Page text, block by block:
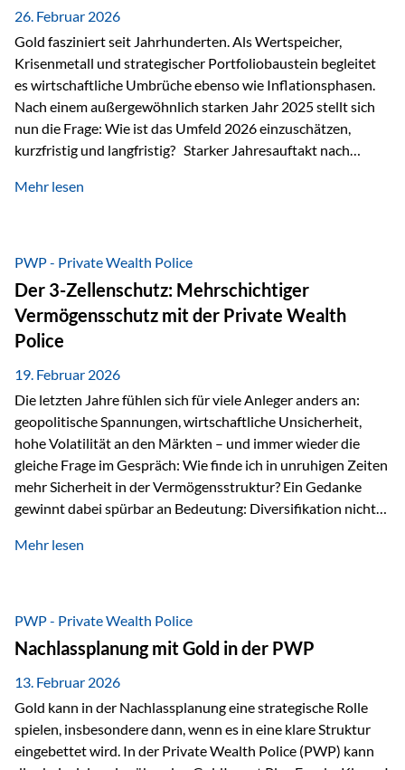
26. Februar 2026
Gold fasziniert seit Jahrhunderten. Als Wertspeicher,
Krisenmetall und strategischer Portfoliobaustein begleitet
es wirtschaftliche Umbrüche ebenso wie Inflationsphasen.
Nach einem außergewöhnlich starken Jahr 2025 stellt sich
nun die Frage: Wie ist das Umfeld 2026 einzuschätzen,
kurzfristig und langfristig? Starker Jahresauftakt nach
Dynamik in das Jahr 2026 gestartet. Zwischen dem
Währungen: +11,5 % Bereits 2025 war ein außergewöhnlich
starkes Jahr: +64,4 % in USD Durchschnitt über alle
Währungen: +56,6 % Langfristig zeigt sich ebenfalls ein
solides…
Mehr lesen
PWP - Private Wealth Police
Der 3-Zellenschutz: Mehrschichtiger
Vermögensschutz mit der Private Wealth
Police
19. Februar 2026
Die letzten Jahre fühlen sich für viele Anleger anders an:
geopolitische Spannungen, wirtschaftliche Unsicherheit,
hohe Volatilität an den Märkten – und immer wieder die
gleiche Frage im Gespräch: Wie finde ich in unruhigen Zeiten
mehr Sicherheit in der Vermögensstruktur? Ein Gedanke
gewinnt dabei spürbar an Bedeutung: Diversifikation nicht
Wer Vermögen ausschließlich in einem Rechtsraum
Liechtenstein eine Rolle spielen: außerhalb der EU, ohne
Euro, mit einem eigenständigen Rechts- und Finanzplatz.
Und genau an dieser Stelle setzt der 3-Zellenschutz an –…
Mehr lesen
PWP - Private Wealth Police
Nachlassplanung mit Gold in der PWP
13. Februar 2026
Gold kann in der Nachlassplanung eine strategische Rolle
spielen, insbesondere dann, wenn es in eine klare Struktur
eingebettet wird. In der Private Wealth Police (PWP) kann